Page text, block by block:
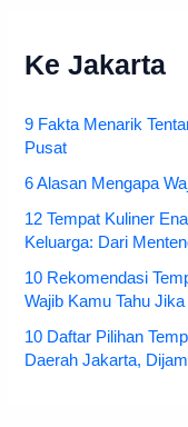
Ke Jakarta
9 Fakta Menarik
Pusat
6 Alasan Mengapa
12 Tempat Kuliner
Keluarga: Dari
10 Rekomendasi
Wajib Kamu Tahu
10 Daftar Pilihan
Daerah Jakarta,